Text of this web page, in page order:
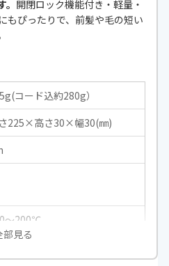
開閉ロック機能付き・軽量・
もぴったりで、前髪や毛の短い
コード込約280g）
225×高さ30×幅30(㎜)
～200℃
部見る